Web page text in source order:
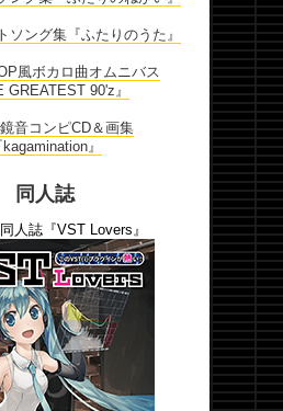
ソング集『ふたりのうた』
風ボカロ曲オムニバス
GREATEST 90'z』
音コンピCD＆画集
kagamination』
同人誌
人誌『VST Lovers』